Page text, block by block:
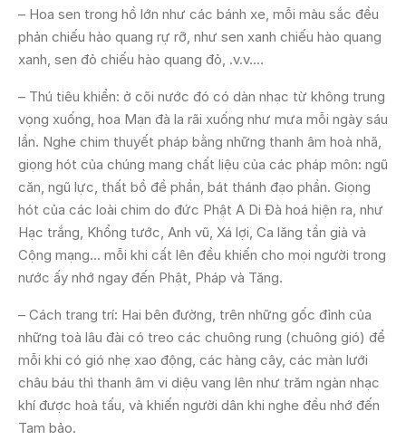
– Hoa sen trong hồ lớn như các bánh xe, mỗi màu sắc đều
phản chiếu hào quang rự rỡ, như sen xanh chiếu hào quang
xanh, sen đỏ chiếu hào quang đỏ, .v.v….
– Thú tiêu khiển: ở cõi nước đó có dàn nhạc từ không trung
vọng xuống, hoa Mạn đà la rãi xuống như mưa mỗi ngày sáu
lần. Nghe chim thuyết pháp bằng những thanh âm hoà nhã,
giọng hót của chúng mang chất liệu của các pháp môn: ngũ
căn, ngũ lực, thất bồ đề phần, bát thánh đạo phần. Giọng
hót của các loài chim do đức Phật A Di Đà hoá hiện ra, như
Hạc trắng, Khổng tước, Anh vũ, Xá lợi, Ca lăng tần già và
Cộng mạng… mỗi khi cất lên đều khiến cho mọi người trong
nước ấy nhớ ngay đến Phật, Pháp và Tăng.
– Cách trang trí: Hai bên đường, trên những gốc đỉnh của
những toà lâu đài có treo các chuông rung (chuông gió) để
mỗi khi có gió nhẹ xao động, các hàng cây, các màn lưới
châu báu thì thanh âm vi diệu vang lên như trăm ngàn nhạc
khí được hoà tấu, và khiến người dân khi nghe đều nhớ đến
Tam bảo.